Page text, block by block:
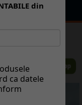
100 si 710
din